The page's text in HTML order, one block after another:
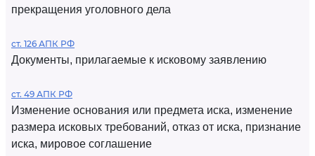
прекращения уголовного дела
ст. 126 АПК РФ
Документы, прилагаемые к исковому заявлению
ст. 49 АПК РФ
Изменение основания или предмета иска, изменение
размера исковых требований, отказ от иска, признание
иска, мировое соглашение